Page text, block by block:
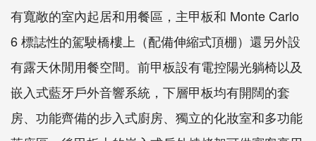
有寬敞的室內起居和用餐區，主甲板和 Monte Carlo
6 標誌性的駕駛橋樓上（配備伸縮式頂棚）還另外設
有露天休閒用餐空間。前甲板設有電控陽光躺椅以及
嵌入式藍牙戶外音響系統，下層甲板均有開闊的套
房、功能齊備的步入式廚房、獨立的化妝室和多功能